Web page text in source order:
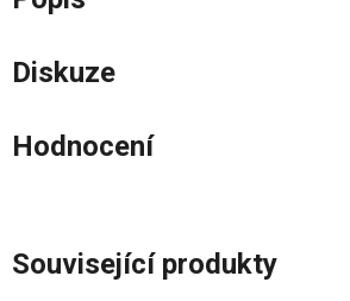
Diskuze
Hodnocení
Související produkty